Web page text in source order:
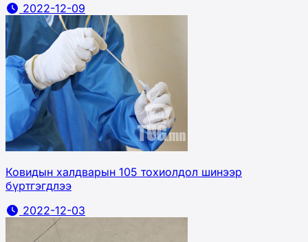
2022-12-09
Ковидын халдварын 105 тохиолдол шинээр
бүртгэгдлээ
2022-12-03